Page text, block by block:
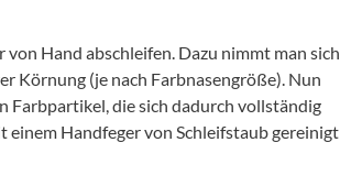
Hand abschleifen. Dazu nimmt man sich
Körnung (je nach Farbnasengröße). Nun
Farbpartikel, die sich dadurch vollständig
Handfeger von Schleifstaub gereinigt